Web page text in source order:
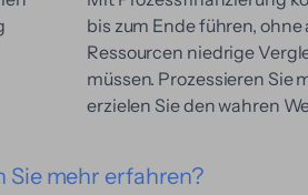
bis zum Ende führen,
Ressourcen niedrige
müssen. Prozessieren Sie
erzielen Sie den wahren
Sie mehr erfahren?